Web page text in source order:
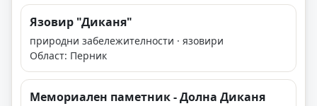
Язовир "Диканя"
природни забележителности · язовири
Област: Перник
Мемориален паметник - Долна Диканя